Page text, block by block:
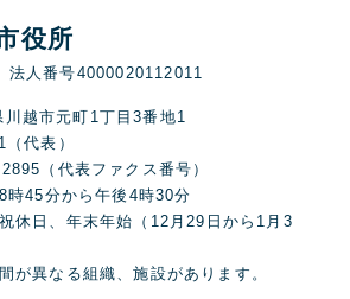
役所
人番号4000020112011
越市元町1丁目3番地1
代表）
（代表ファクス番号）
時45分から午後4時30分
休日、年末年始（12月29日から1月3
が異なる組織、施設があります。